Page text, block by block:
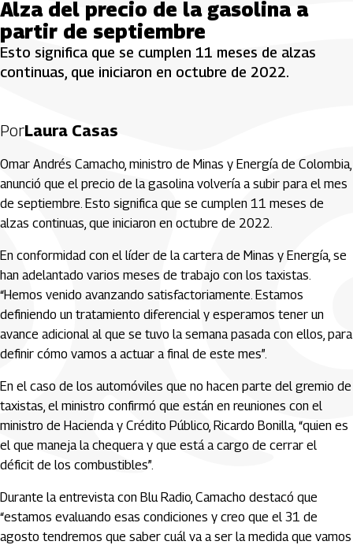
Alza del precio de la gasolina a
partir de septiembre
Esto significa que se cumplen 11 meses de alzas
continuas, que iniciaron en octubre de 2022.
PorLaura Casas
Omar Andrés Camacho, ministro de Minas y Energía de Colombia,
anunció que el precio de la gasolina volvería a subir para el mes
de septiembre. Esto significa que se cumplen 11 meses de
alzas continuas, que iniciaron en octubre de 2022.
En conformidad con el líder de la cartera de Minas y Energía, se
han adelantado varios meses de trabajo con los taxistas.
“Hemos venido avanzando satisfactoriamente. Estamos
definiendo un tratamiento diferencial y esperamos tener un
avance adicional al que se tuvo la semana pasada con ellos, para
definir cómo vamos a actuar a final de este mes”.
En el caso de los automóviles que no hacen parte del gremio de
taxistas, el ministro confirmó que están en reuniones con el
ministro de Hacienda y Crédito Público, Ricardo Bonilla, “quien es
el que maneja la chequera y que está a cargo de cerrar el
déficit de los combustibles”.
Durante la entrevista con Blu Radio, Camacho destacó que
“estamos evaluando esas condiciones y creo que el 31 de
agosto tendremos que saber cuál va a ser la medida que vamos